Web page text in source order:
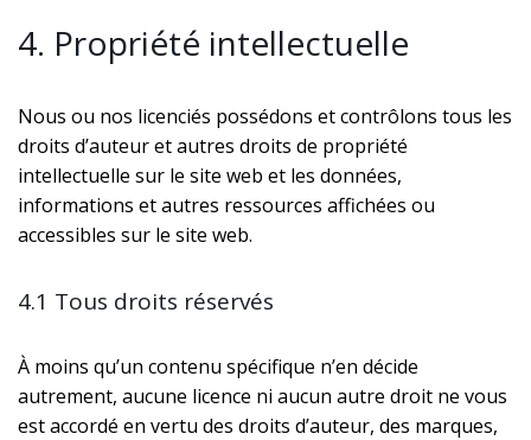
4. Propriété intellectuelle
Nous ou nos licenciés possédons et contrôlons tous les
droits d’auteur et autres droits de propriété
intellectuelle sur le site web et les données,
informations et autres ressources affichées ou
accessibles sur le site web.
4.1 Tous droits réservés
À moins qu’un contenu spécifique n’en décide
autrement, aucune licence ni aucun autre droit ne vous
est accordé en vertu des droits d’auteur, des marques,